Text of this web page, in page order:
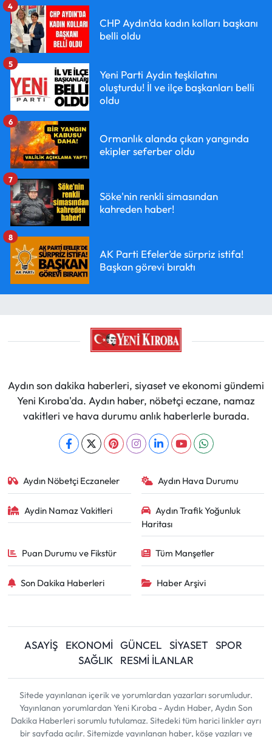
CHP Aydın’da kadın kolları başkanı
belli oldu
4
Yeni Parti Aydın teşkilatını
oluşturdu! İl ve ilçe başkanları belli
oldu
5
Ormanlık alanda çıkan yangında
ekipler seferber oldu
6
Söke'nin renkli simasından
kahreden haber!
7
AK Parti Efeler’de sürpriz istifa!
Başkan görevi bıraktı
8
Aydın son dakika haberleri, siyaset ve ekonomi gündemi
Yeni Kıroba'da. Aydın haber, nöbetçi eczane, namaz
vakitleri ve hava durumu anlık haberlerle burada.
Aydın Nöbetçi Eczaneler Aydın Hava Durumu
Aydin Namaz Vakitleri
Aydın Trafik Yoğunluk
Haritası
Puan Durumu ve Fikstür Tüm Manşetler
Son Dakika Haberleri Haber Arşivi
ASAYİŞ EKONOMİ GÜNCEL SİYASET
SPOR
SAĞLIK
RESMİ İLANLAR
Sitede yayınlanan içerik ve yorumlardan yazarları sorumludur.
Yayınlanan yorumlardan Yeni Kıroba - Aydın Haber, Aydın Son
Dakika Haberleri sorumlu tutulamaz. Sitedeki tüm harici linkler ayrı
bir sayfada açılır. Sitemizde yayınlanan haber, köşe yazıları ve